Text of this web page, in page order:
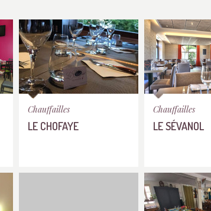
Chauffailles
LE CHOFAYE
Chauffailles
LE SÉVANOL